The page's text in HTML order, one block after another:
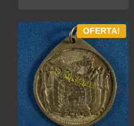
OFERTA!